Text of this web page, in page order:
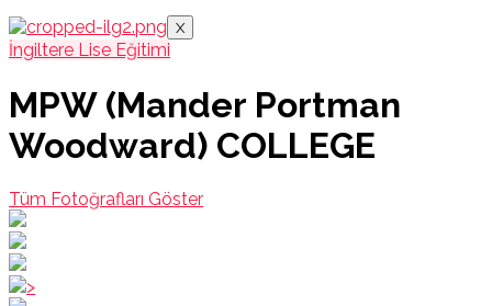
X
İngiltere Lise Eğitimi
MPW (Mander Portman
Woodward) COLLEGE
Tüm Fotoğrafları Göster
>